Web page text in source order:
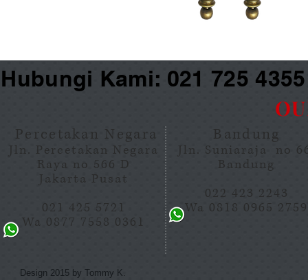
Kami: 021 725
Percetakan Negara
Jln. Percetakan Negara
Raya no 566 D
Jakarta Pusat
021 425 5721
Wa 0877 7558 0361
Bandung
Jln. Suniaraja no
Bandung
022 423 2243
Wa 0818 0965 2759
Design 2015 by Tommy K.